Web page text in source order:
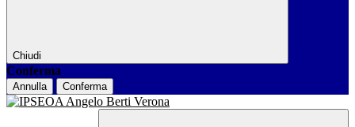
Chiudi
Conferma
Annulla Conferma